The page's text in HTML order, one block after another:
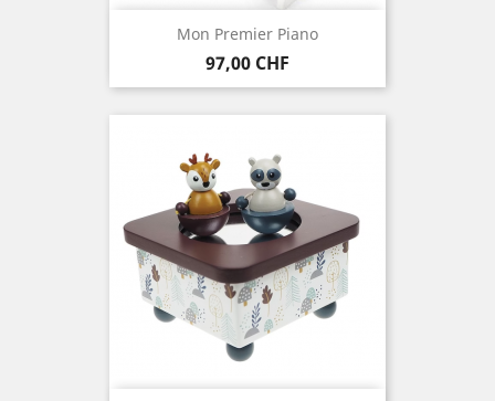
Mon Premier Piano
Preis
97,00 CHF